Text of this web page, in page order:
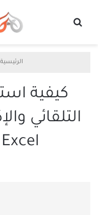
الرئيسية
كيفية
التلقائي